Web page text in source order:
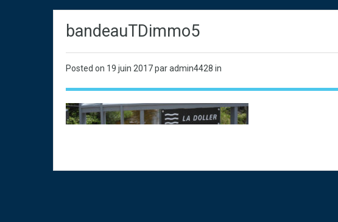
bandeauTDimmo5
Posted on 19 juin 2017par admin4428 in